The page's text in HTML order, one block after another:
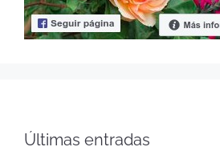
Últimas entradas